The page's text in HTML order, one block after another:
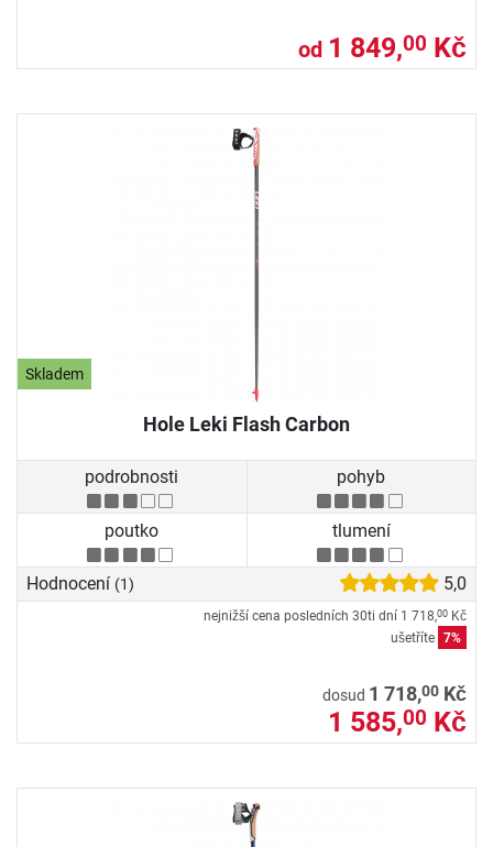
od 1 849,00 Kč
Skladem
Hole Leki Flash Carbon
podrobnosti pohyb
poutko tlumení
Hodnocení (1) 5,0
nejnižší cena posledních 30ti dní 1 718,00 Kč
ušetříte 7%
dosud 1 718,00 Kč
1 585,00 Kč